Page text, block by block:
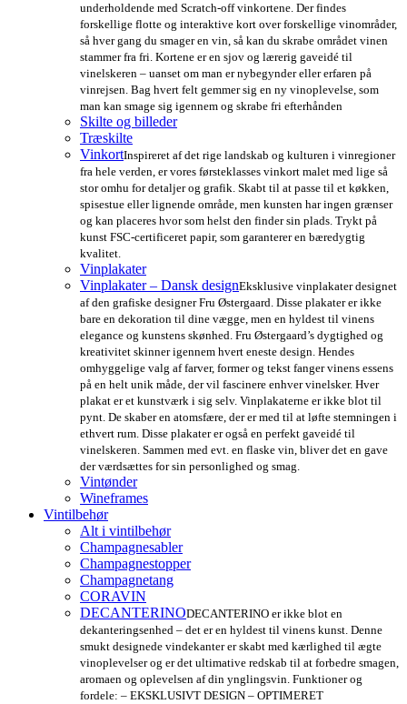
underholdende med Scratch-off vinkortene. Der findes
forskellige flotte og interaktive kort over forskellige vinområder,
så hver gang du smager en vin, så kan du skrabe området vinen
stammer fra fri. Kortene er en sjov og lærerig gaveidé til
vinelskeren – uanset om man er nybegynder eller erfaren på
vinrejsen. Bag hvert felt gemmer sig en ny vinoplevelse, som
man kan smage sig igennem og skrabe fri efterhånden
Skilte og billeder
Træskilte
VinkortInspireret af det rige landskab og kulturen i vinregioner
fra hele verden, er vores førsteklasses vinkort malet med lige så
stor omhu for detaljer og grafik. Skabt til at passe til et køkken,
spisestue eller lignende område, men kunsten har ingen grænser
og kan placeres hvor som helst den finder sin plads. Trykt på
kunst FSC-certificeret papir, som garanterer en bæredygtig
kvalitet.
Vinplakater
Vinplakater – Dansk designEksklusive vinplakater designet
af den grafiske designer Fru Østergaard. Disse plakater er ikke
bare en dekoration til dine vægge, men en hyldest til vinens
elegance og kunstens skønhed. Fru Østergaard’s dygtighed og
kreativitet skinner igennem hvert eneste design. Hendes
omhyggelige valg af farver, former og tekst fanger vinens essens
på en helt unik måde, der vil fascinere enhver vinelsker. Hver
plakat er et kunstværk i sig selv. Vinplakaterne er ikke blot til
pynt. De skaber en atomsfære, der er med til at løfte stemningen i
ethvert rum. Disse plakater er også en perfekt gaveidé til
vinelskeren. Sammen med evt. en flaske vin, bliver det en gave
der værdsættes for sin personlighed og smag.
Vintønder
Wineframes
Vintilbehør
Alt i vintilbehør
Champagnesabler
Champagnestopper
Champagnetang
CORAVIN
DECANTERINODECANTERINO er ikke blot en
dekanteringsenhed – det er en hyldest til vinens kunst. Denne
smukt designede vindekanter er skabt med kærlighed til ægte
vinoplevelser og er det ultimative redskab til at forbedre smagen,
aromaen og oplevelsen af din ynglingsvin. Funktioner og
fordele: – EKSKLUSIVT DESIGN – OPTIMERET